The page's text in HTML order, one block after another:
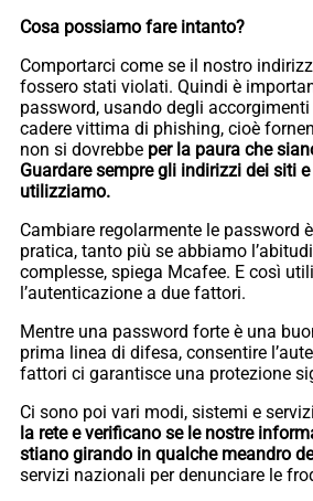
Cosa possiamo fare intanto?
Comportarci come se il nostro
fossero stati violati. Quindi è
password, usando degli
cadere vittima di phishing, cioè
non si dovrebbe per la paura che
Guardare sempre gli indirizzi dei siti
utilizziamo.
Cambiare regolarmente le password
pratica, tanto più se abbiamo
complesse, spiega Mcafee. E così
l’autenticazione a due fattori.
Mentre una password forte è una
prima linea di difesa, consentire
fattori ci garantisce una protezione
Ci sono poi vari modi, sistemi e
la rete e verificano se le nostre
stiano girando in qualche meandro
servizi nazionali per denunciare le